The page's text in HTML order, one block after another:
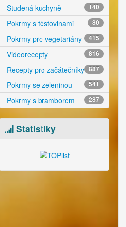
Studená kuchyně 140
Pokrmy s těstovinami 80
Pokrmy pro vegetariány 415
Videorecepty 816
Recepty pro začátečníky 887
Pokrmy se zeleninou 541
Pokrmy s bramborem 287
Statistiky
na palačinky a
vyrobíte bez
chemikálií a
2 Kč
video
Lečo